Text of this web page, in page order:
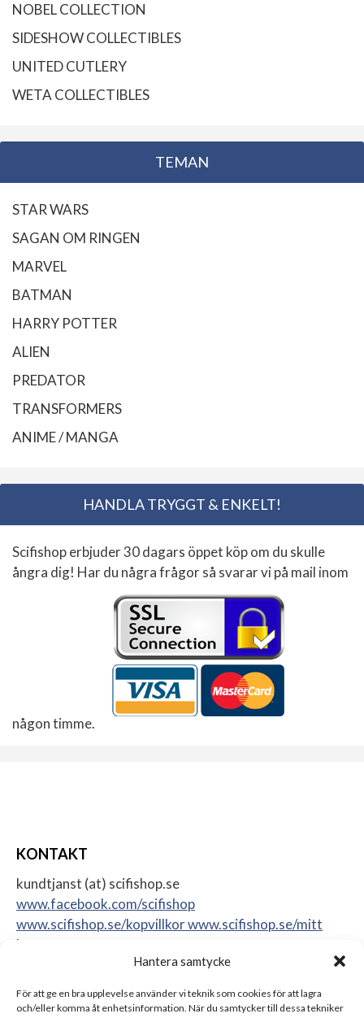
Hantera samtycke
För att ge en bra upplevelse använder vi teknik som cookies för att lagra
och/eller komma åt enhetsinformation. När du samtycker till dessa tekniker
NOBEL COLLECTION
SIDESHOW COLLECTIBLES
UNITED CUTLERY
WETA COLLECTIBLES
TEMAN
STAR WARS
SAGAN OM RINGEN
MARVEL
BATMAN
HARRY POTTER
ALIEN
PREDATOR
TRANSFORMERS
ANIME / MANGA
HANDLA TRYGGT & ENKELT!
Scifishop erbjuder 30 dagars öppet köp om du skulle
ångra dig! Har du några frågor så svarar vi på mail inom
någon timme.
KONTAKT
kundtjanst (at) scifishop.se
www.facebook.com/scifishop
www.scifishop.se/kopvillkorwww.scifishop.se/mitt
konto
Sweden